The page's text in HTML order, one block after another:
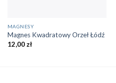
MAGNESY
Magnes Kwadratowy Orzeł Łódź
12,00 zł